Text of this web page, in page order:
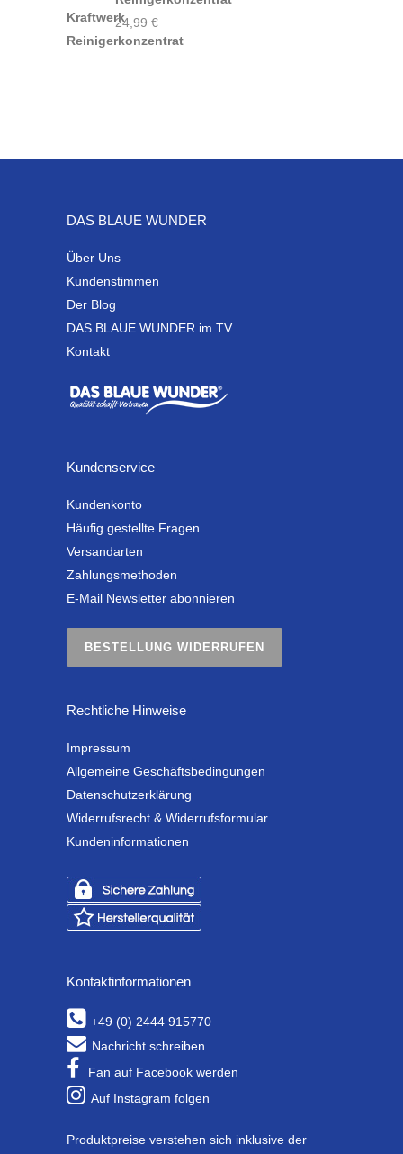
24,99 €
DAS BLAUE WUNDER
Über Uns
Kundenstimmen
Der Blog
DAS BLAUE WUNDER im TV
Kontakt
Kundenservice
Kundenkonto
Häufig gestellte Fragen
Versandarten
Zahlungsmethoden
E-Mail Newsletter abonnieren
BESTELLUNG WIDERRUFEN
Rechtliche Hinweise
Impressum
Allgemeine Geschäftsbedingungen
Datenschutzerklärung
Widerrufsrecht & Widerrufsformular
Kundeninformationen
Kontaktinformationen
+49 (0) 2444 915770
Nachricht schreiben
Fan auf Facebook werden
Auf Instagram folgen
Produktpreise verstehen sich inklusive der